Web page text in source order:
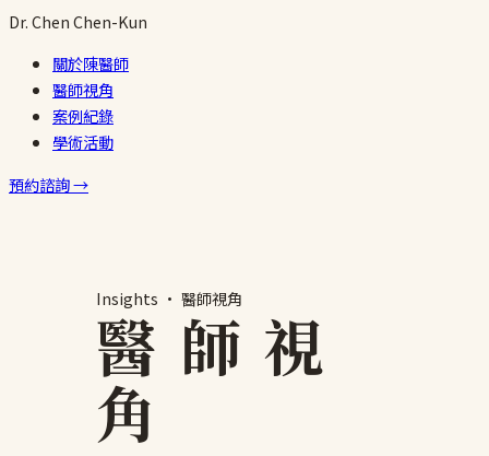
跳
Dr.ChenChen-Kun
關於陳醫師
醫師視角
案例紀錄
學術活動
預約諮詢 →
Insights · 醫師視角
醫 師 視
角